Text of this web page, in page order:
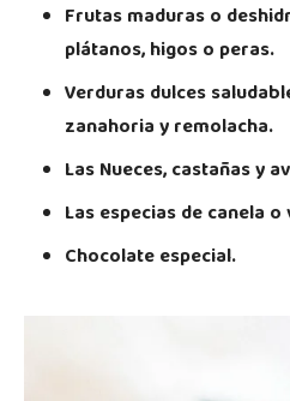
Frutas maduras o
plátanos, higos o peras.
Verduras dulces
zanahoria y remolacha.
Las Nueces, castañas y
Las especias de canela
Chocolate especial.